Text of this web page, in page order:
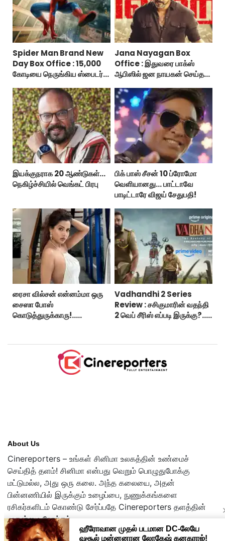
Spider Man Brand New
Day Box Office : 15,000
கோடியை நெருங்கிய ஸ்பைடர்
Jana Nayagan Box
Office : இதுவரை பாக்ஸ்
ஆபிஸில் ஜன நாயகன் செய்த
இயக்குநராக 20 ஆண்டுகள்...
நெகிழ்ச்சியில் வெங்கட் பிரபு
பிக் பாஸ் சீசன் 10 ப்ரோமோ
வெளியானது... பாட்டாவே
பாடிட்டாரே விஜய் சேதுபதி!
ரைசா வில்சன் என்னம்மா ஒரு
சைஸா போஸ்
கொடுத்துருக்காரு!..
Vadhandhi 2 Series
Review : சசிகுமாரின் வதந்தி
2 வெப் சீரிஸ் எப்படி இருக்கு?...
About Us
Cinereporters – உங்கள் சினிமா உலகத்தின் உண்மைச்
செய்தித் தளம்! சினிமா என்பது வெறும் பொழுதுபோக்கு
மட்டுமல்ல, அது ஒரு கலை. அந்த கலையை, அதன்
பின்னணியில் இருக்கும் உழைப்பை, நுணுக்கங்களை
ரசிகர்களிடம் கொண்டு சேர்ப்பதே Cinereporters தளத்தின்
முதன்மை நோக்கம்.